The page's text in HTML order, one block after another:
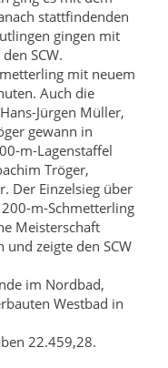
stattfindenden
gingen mit
SCW.
mit neuem
Auch die
Jürgen Müller,
gewann in
m-Lagenstaffel
Tröger,
Der Einzelsieg über
m-Schmetterling
Meisterschaft
zeigte den SCW
im Nordbad,
Westbad in
22.459,28.